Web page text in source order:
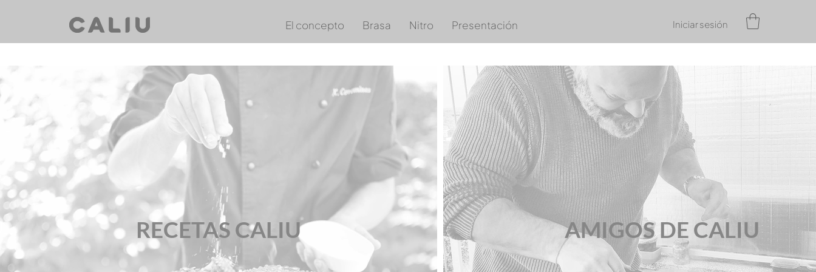
El concepto Brasa Nitro Presentación Iniciar sesión
RECETAS CALIU AMIGOS DE CALIU